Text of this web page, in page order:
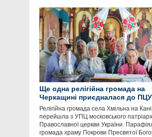
Ще одна релігійна громада на
Черкащині приєдналася до ПЦУ
Релігійна громада села Хмільна на
перейшла з УПЦ московського
Православної церкви України.
громада храму Покрови Пресвятої